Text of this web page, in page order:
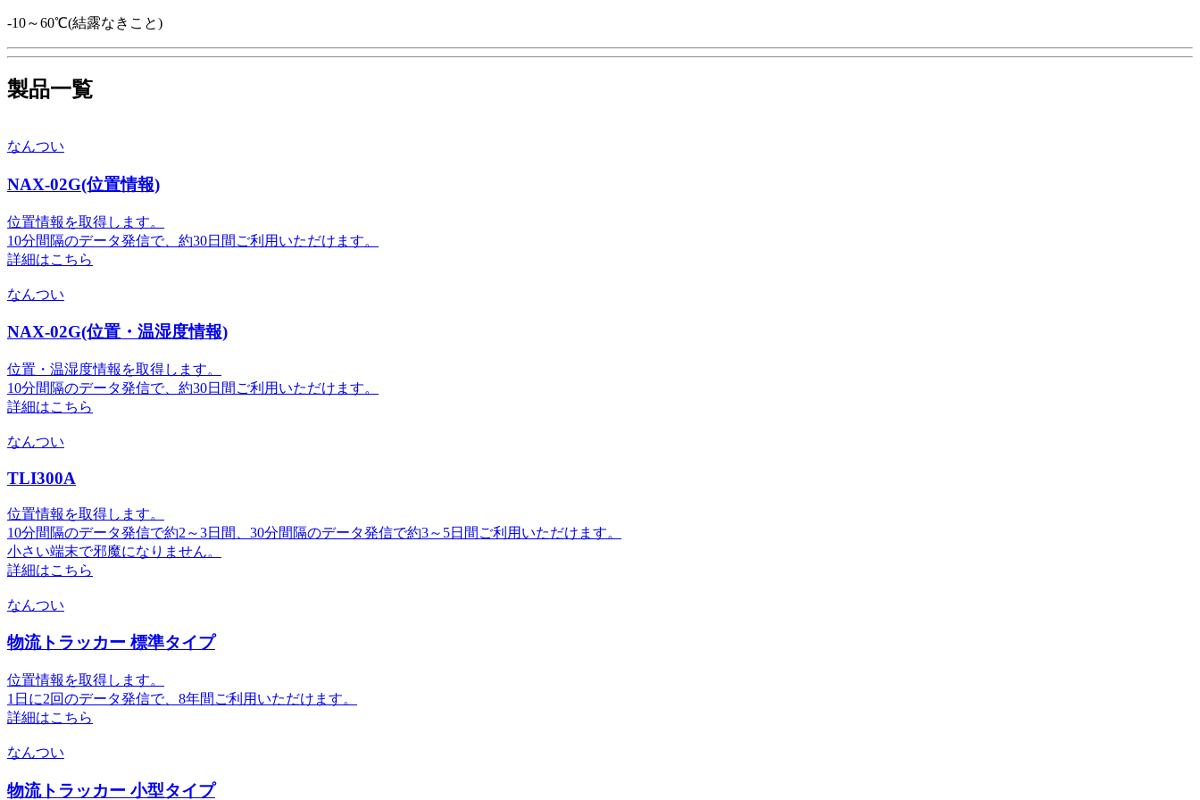
-10～60℃(結露なきこと)
製品一覧
なんつい
NAX-02G(位置情報)
位置情報を取得します。
10分間隔のデータ発信で、約30日間ご利用いただけます。
詳細はこちら
なんつい
NAX-02G(位置・温湿度情報)
位置・温湿度情報を取得します。
10分間隔のデータ発信で、約30日間ご利用いただけます。
詳細はこちら
なんつい
TLI300A
位置情報を取得します。
10分間隔のデータ発信で約2～3日間、30分間隔のデータ発信で約3～5日間ご利用いただけます。
小さい端末で邪魔になりません。
詳細はこちら
なんつい
物流トラッカー 標準タイプ
位置情報を取得します。
1日に2回のデータ発信で、8年間ご利用いただけます。
詳細はこちら
なんつい
物流トラッカー 小型タイプ